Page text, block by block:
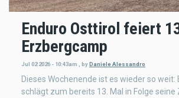
Enduro Osttirol feiert
Erzbergcamp
Jul 02 2026 - 10:43am byDaniele Alessandro
Dieses Wochenende ist es wieder so weit:
schlägt zum bereits 13. Mal in Folge seine